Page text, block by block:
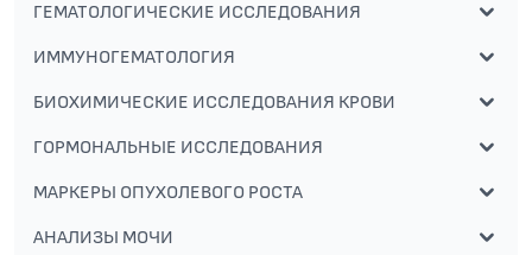
ГЕМАТОЛОГИЧЕСКИЕ ИССЛЕДОВАНИЯ
ИММУНОГЕМАТОЛОГИЯ
БИОХИМИЧЕСКИЕ ИССЛЕДОВАНИЯ КРОВИ
ГОРМОНАЛЬНЫЕ ИССЛЕДОВАНИЯ
МАРКЕРЫ ОПУХОЛЕВОГО РОСТА
АНАЛИЗЫ МОЧИ